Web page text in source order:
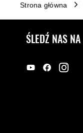
Strona główna
ŚLEDŹ NAS NA